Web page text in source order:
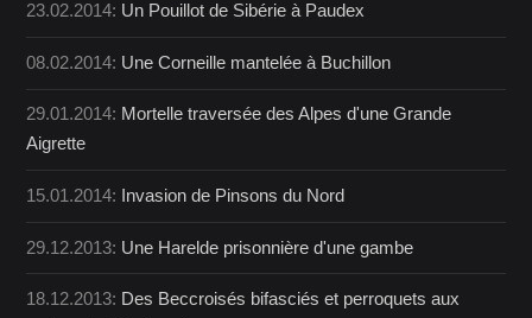
23.02.2014: Un Pouillot de Sibérie à Paudex
08.02.2014: Une Corneille mantelée à Buchillon
29.01.2014: Mortelle traversée des Alpes d'une Grande
Aigrette
15.01.2014: Invasion de Pinsons du Nord
29.12.2013: Une Harelde prisonnière d'une gambe
18.12.2013: Des Beccroisés bifasciés et perroquets aux